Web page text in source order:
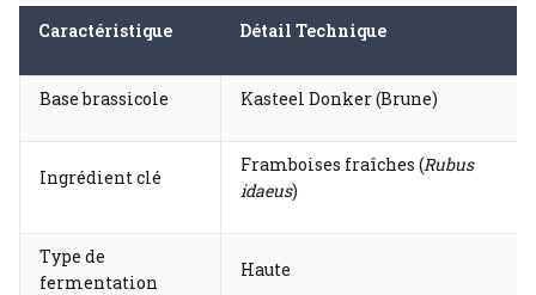
Caractéristique Détail Technique
Base brassicole Kasteel Donker (Brune)
Ingrédient clé
Framboises fraîches (Rubus
idaeus)
Type de
fermentation
Haute